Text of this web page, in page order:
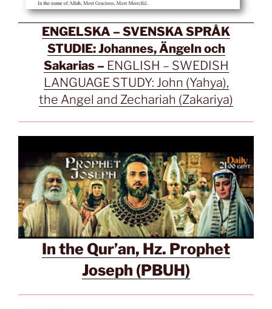
ENGELSKA – SVENSKA SPRÅK
STUDIE: Johannes, Ängeln och
Sakarias – ENGLISH – SWEDISH
LANGUAGE STUDY: John (Yahya),
the Angel and Zechariah (Zakariya)
In the Qur’an, Hz. Prophet
Joseph (PBUH)